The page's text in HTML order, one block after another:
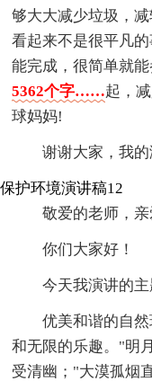
够大大减少垃圾，
看起来不是很平凡
能完成，很简单就
5362个字……起，
球妈妈!
谢谢大家，我的
保护环境演讲稿12
敬爱的老师，亲
你们大家好！
今天我演讲的
优美和谐的自
和无限的乐趣。"明
受清幽；"大漠孤烟